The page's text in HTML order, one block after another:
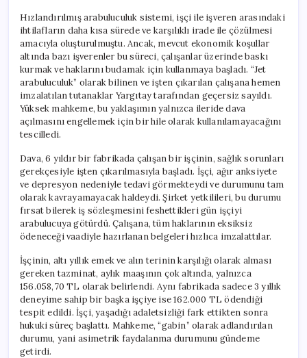
Hızlandırılmış arabuluculuk sistemi, işçi ile işveren arasındaki
ihtilafların daha kısa sürede ve karşılıklı irade ile çözülmesi
amacıyla oluşturulmuştu. Ancak, mevcut ekonomik koşullar
altında bazı işverenler bu süreci, çalışanlar üzerinde baskı
kurmak ve haklarını budamak için kullanmaya başladı. “Jet
arabuluculuk” olarak bilinen ve işten çıkarılan çalışana hemen
imzalatılan tutanaklar Yargıtay tarafından geçersiz sayıldı.
Yüksek mahkeme, bu yaklaşımın yalnızca ileride dava
açılmasını engellemek için bir hile olarak kullanılamayacağını
tescilledi.
Dava, 6 yıldır bir fabrikada çalışan bir işçinin, sağlık sorunları
gerekçesiyle işten çıkarılmasıyla başladı. İşçi, ağır anksiyete
ve depresyon nedeniyle tedavi görmekteydi ve durumunu tam
olarak kavrayamayacak haldeydi. Şirket yetkilileri, bu durumu
fırsat bilerek iş sözleşmesini feshettikleri gün işçiyi
arabulucuya götürdü. Çalışana, tüm haklarının eksiksiz
ödeneceği vaadiyle hazırlanan belgeleri hızlıca imzalattılar.
İşçinin, altı yıllık emek ve alın terinin karşılığı olarak alması
gereken tazminat, aylık maaşının çok altında, yalnızca
156.058,70 TL olarak belirlendi. Aynı fabrikada sadece 3 yıllık
deneyime sahip bir başka işçiye ise 162.000 TL ödendiği
tespit edildi. İşçi, yaşadığı adaletsizliği fark ettikten sonra
hukuki süreç başlattı. Mahkeme, “gabin” olarak adlandırılan
durumu, yani asimetrik faydalanma durumunu gündeme
getirdi.